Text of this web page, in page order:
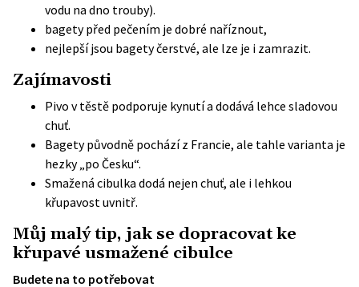
vodu na dno trouby).
bagety před pečením je dobré naříznout,
nejlepší jsou bagety čerstvé, ale lze je i zamrazit.
Zajímavosti
Pivo v těstě podporuje kynutí a dodává lehce sladovou
chuť.
Bagety původně pochází z Francie, ale tahle varianta je
hezky „po Česku“.
Smažená cibulka dodá nejen chuť, ale i lehkou
křupavost uvnitř.
Můj malý tip, jak se dopracovat ke
křupavé usmažené cibulce
Budete na to potřebovat